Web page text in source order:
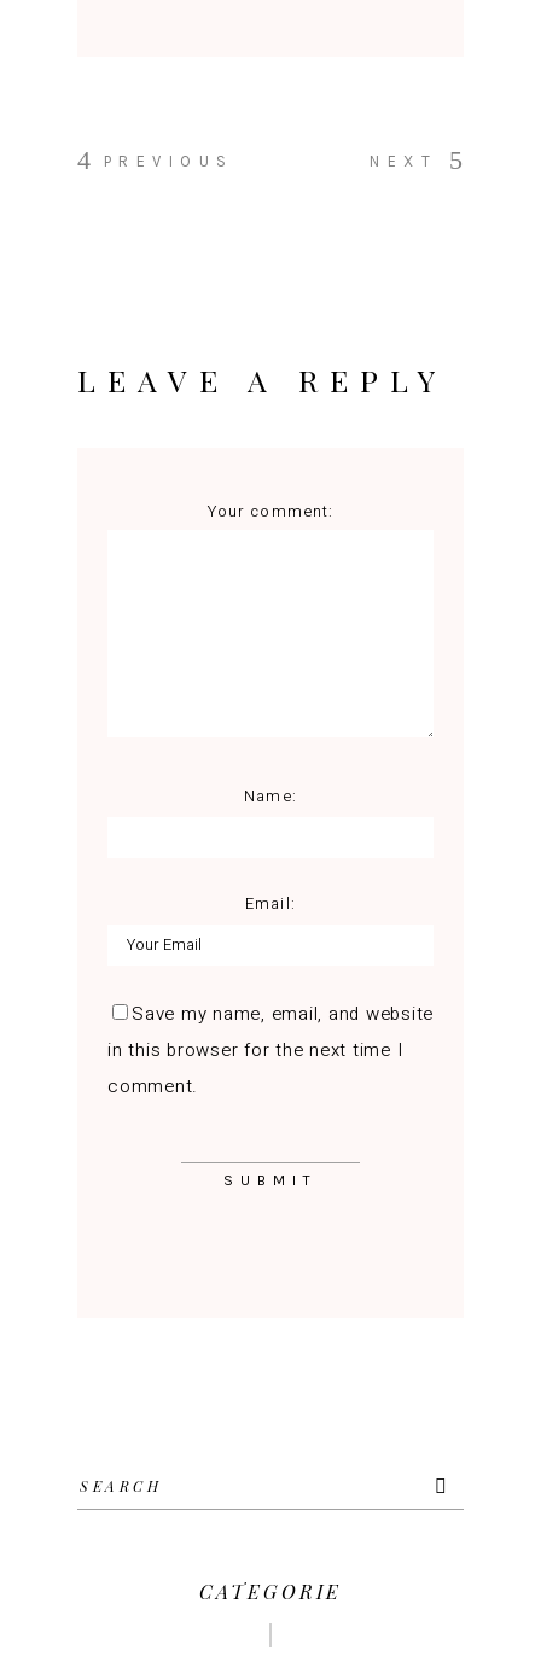
PREVIOUS NEXT
LEAVE A REPLY
Your comment:
Name:
Email:
Save my name, email, and website
in this browser for the next time I
comment.
Search
for:
CATEGORIE